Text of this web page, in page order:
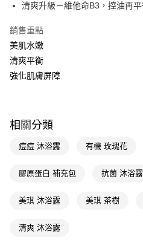
悠遊付
Google Pay
【關於「AFTEE先享後付」】
２．便利：只要手機號碼，簡訊認證，
１．於結帳方式選擇「AFTEE先享後付
３．收到繳費通知簡訊後14天內，點擊
※ 請注意：結帳手續完成當下不需立刻
運送方式
全家取貨付款
付款後全家取貨
每筆NT$65，滿NT$390(含以上)免
每筆NT$65，滿NT$490(含以上)免
清爽升級－維他命B3，控油再
銷售重點
美肌水嫩
清爽平衡
強化肌膚屏障
相關分類
痘痘 沐浴露 有機 玫瑰花
膠原蛋白 補充包 抗菌 沐浴露
美琪 沐浴露 美琪 茶樹
清爽 沐浴露